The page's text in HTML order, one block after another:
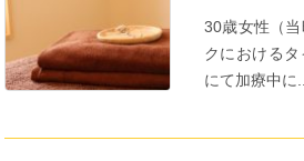
30歳女性（
クにおける
にて加療中に